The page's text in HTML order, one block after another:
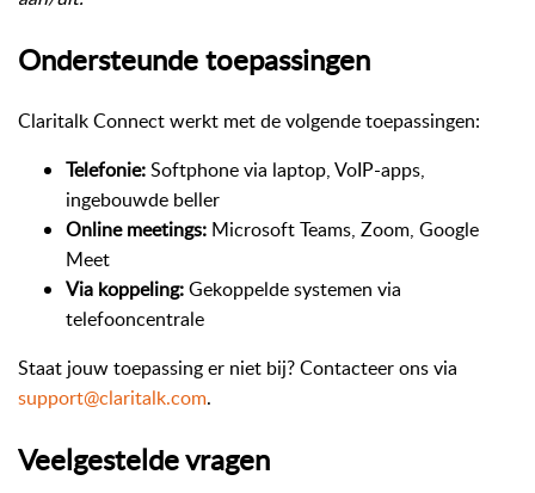
Ondersteunde toepassingen
Claritalk Connect werkt met de volgende toepassingen:
Telefonie:Softphone via laptop, VoIP-apps,
ingebouwde beller
Online meetings: Microsoft Teams, Zoom, Google
Meet
Via koppeling:Gekoppelde systemen via
telefooncentrale
Staat jouw toepassing er niet bij? Contacteer ons via
support@claritalk.com.
Veelgestelde vragen